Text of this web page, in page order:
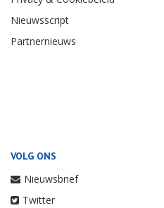
Nieuwsscript
Partnernieuws
VOLG ONS
Nieuwsbrief
Twitter